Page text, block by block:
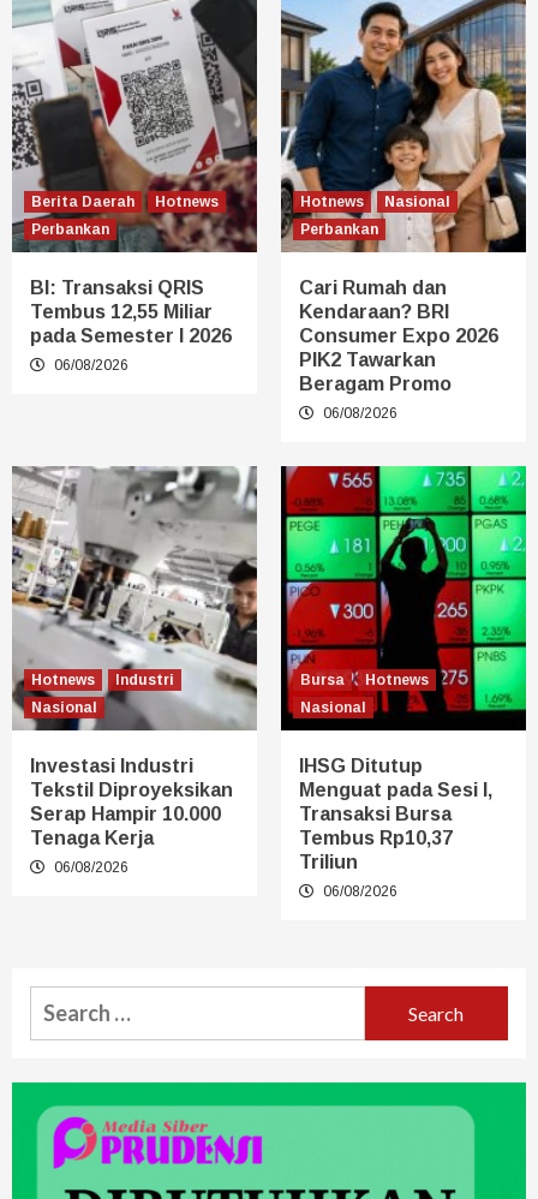
Berita Daerah
Hotnews
Perbankan
BI: Transaksi QRIS
Tembus 12,55 Miliar
pada Semester I 2026
06/08/2026
Hotnews
Nasional
Perbankan
Cari Rumah dan
Kendaraan? BRI
Consumer Expo 2026
PIK2 Tawarkan
Beragam Promo
06/08/2026
Hotnews
Industri
Nasional
Investasi Industri
Tekstil Diproyeksikan
Serap Hampir 10.000
Tenaga Kerja
06/08/2026
Bursa
Hotnews
Nasional
IHSG Ditutup
Menguat pada Sesi I,
Transaksi Bursa
Tembus Rp10,37
Triliun
06/08/2026